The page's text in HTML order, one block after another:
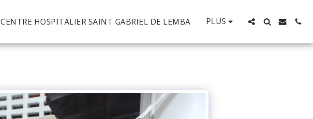
CENTRE HOSPITALIER SAINT GABRIEL DE LEMBA PLUS